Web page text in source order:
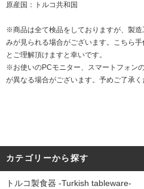
原産国：トルコ共和国
※商品は全て検品をしておりますが、製
みが見られる場合がございます。こちら
とご理解頂けますと幸いです。
※お使いのPCモニター、スマートフォン
が異なる場合がございます。予めご了承く
カテゴリーから探す
トルコ製食器 -Turkish tableware-